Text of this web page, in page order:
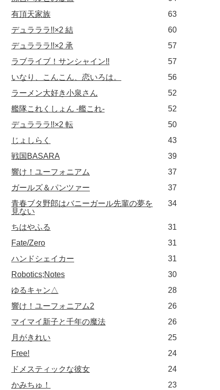
有頂天家族
63
デュラララ!!×2 結
60
デュラララ!!×2 承
57
ラブライブ！サンシャイン!!
57
いなり、こんこん、恋いろは。
56
ラーメン大好き小泉さん
52
艦隊これくしょん -艦これ-
52
デュラララ!!×2 転
50
じょしらく
43
戦国BASARA
39
響け！ユーフォニアム
37
ガールズ＆パンツァー
37
青春ブタ野郎はバニーガール先輩の夢を
見ない
34
ちはやふる
31
Fate/Zero
31
ハンドシェイカー
31
Robotics;Notes
30
ゆるキャン△
28
響け！ユーフォニアム2
26
マイマイ新子と千年の魔法
26
月がきれい
25
Free!
24
ドメスティックな彼女
24
かみちゅ！
23